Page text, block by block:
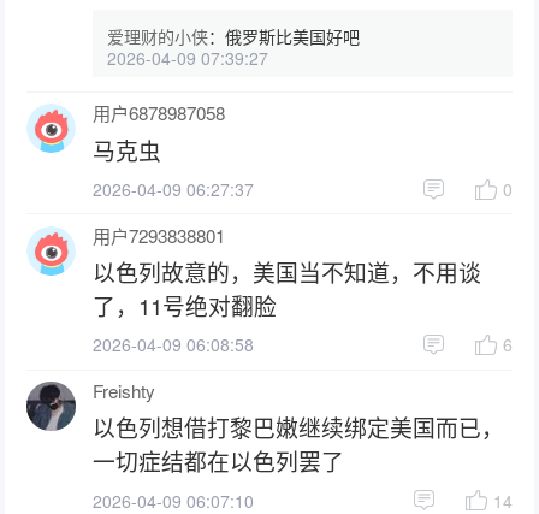
下了。
爱理财的小侠：俄罗斯比美国好吧
2026-04-09 07:39:27
用户6878987058
马克虫
2026-04-09 06:27:37 0
用户7293838801
以色列故意的，美国当不知道，不用谈
了，11号绝对翻脸
2026-04-09 06:08:58 6
Freishty
以色列想借打黎巴嫩继续绑定美国而已，
一切症结都在以色列罢了
2026-04-09 06:07:10 14